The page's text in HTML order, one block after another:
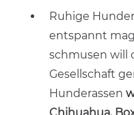
Ruhige
entspannt
schmusen will
Gesellschaft
Hunderassen